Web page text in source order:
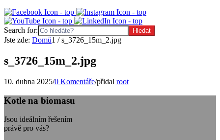
Search for:
Jste zde: Domů1 / s_3726_15m_2.jpg
s_3726_15m_2.jpg
10. dubna 2025/0 Komentáře/přidal root
Kotle na biomasu
Jsou ideálním řešením
právě pro vás?